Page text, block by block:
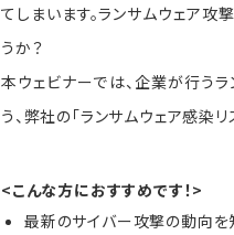
てしまいます。ランサムウェア
うか？
本ウェビナーでは、企業が行う
う、弊社の「ランサムウェア感染
<こんな方におすすめです！>
最新のサイバー攻撃の動向を